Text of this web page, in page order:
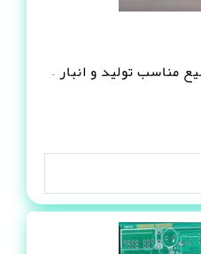
مناسب تولید و انبار –